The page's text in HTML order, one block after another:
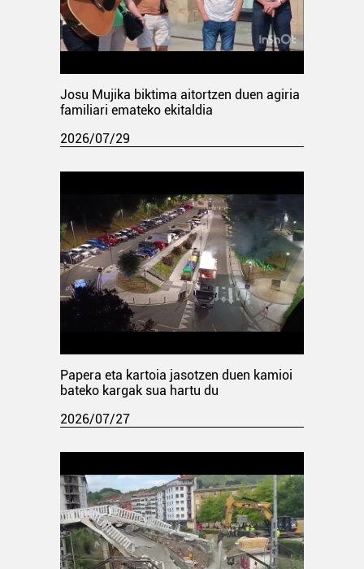
Josu Mujika biktima aitortzen duen agiria
familiari emateko ekitaldia
2026/07/29
Papera eta kartoia jasotzen duen kamioi
bateko kargak sua hartu du
2026/07/27